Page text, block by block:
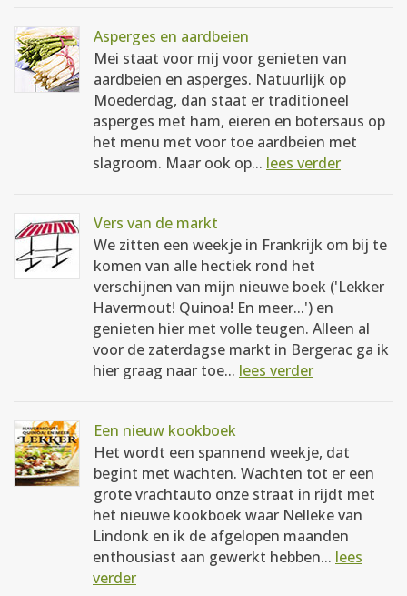
Asperges en aardbeien
Mei staat voor mij voor genieten van
aardbeien en asperges. Natuurlijk op
Moederdag, dan staat er traditioneel
asperges met ham, eieren en botersaus op
het menu met voor toe aardbeien met
slagroom. Maar ook op... lees verder
Vers van de markt
We zitten een weekje in Frankrijk om bij te
komen van alle hectiek rond het
verschijnen van mijn nieuwe boek ('Lekker
Havermout! Quinoa! En meer...') en
genieten hier met volle teugen. Alleen al
voor de zaterdagse markt in Bergerac ga ik
hier graag naar toe... lees verder
Een nieuw kookboek
Het wordt een spannend weekje, dat
begint met wachten. Wachten tot er een
grote vrachtauto onze straat in rijdt met
het nieuwe kookboek waar Nelleke van
Lindonk en ik de afgelopen maanden
enthousiast aan gewerkt hebben... lees
verder